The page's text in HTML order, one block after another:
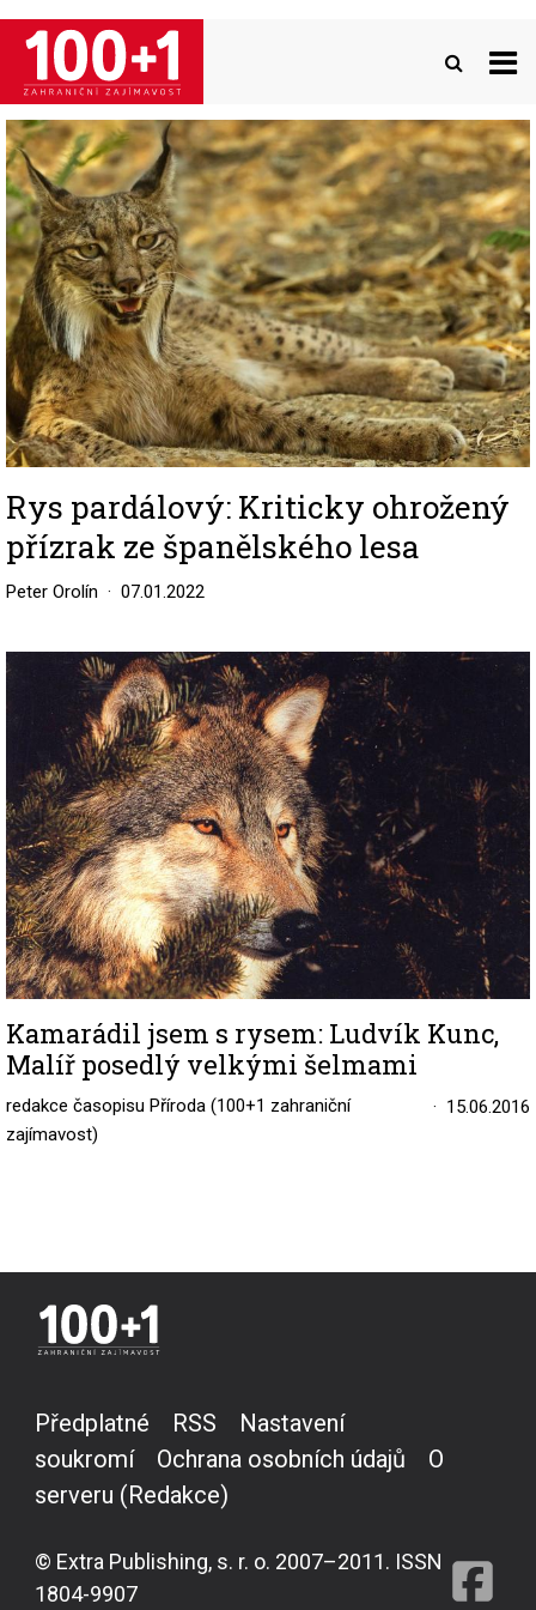
Přejít
hlavnímu
obsahu
Image
Rys pardálový: Kriticky ohrožený
přízrak ze španělského lesa
Peter Orolín 07.01.2022
Image
Kamarádil jsem s rysem: Ludvík Kunc,
Malíř posedlý velkými šelmami
redakce časopisu Příroda (100+1 zahraniční
zajímavost)
15.06.2016
Předplatné RSS
Nastavení
soukromí
Ochrana osobních údajů
O
serveru (Redakce)
© Extra Publishing, s. r. o. 2007–2011. ISSN
1804-9907